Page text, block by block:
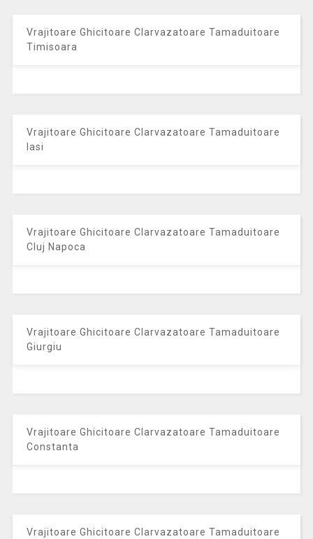
Vrajitoare Ghicitoare Clarvazatoare Tamaduitoare
Timisoara
Vrajitoare Ghicitoare Clarvazatoare Tamaduitoare
Iasi
Vrajitoare Ghicitoare Clarvazatoare Tamaduitoare
Cluj Napoca
Vrajitoare Ghicitoare Clarvazatoare Tamaduitoare
Giurgiu
Vrajitoare Ghicitoare Clarvazatoare Tamaduitoare
Constanta
Vrajitoare Ghicitoare Clarvazatoare Tamaduitoare